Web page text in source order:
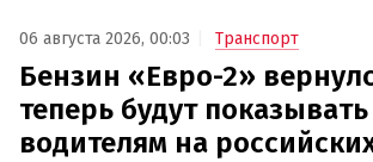
06 августа 2026, 00:03 Транспорт
Бензин «Евро-2»
теперь будут показывать
водителям на